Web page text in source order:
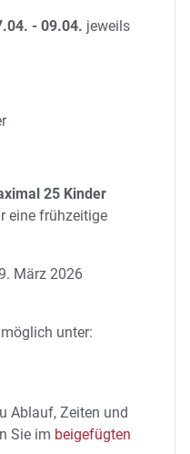
- 09.04. jeweils
25 Kinder
eine frühzeitige
März 2026
unter:
Ablauf, Zeiten und
Sie im beigefügten